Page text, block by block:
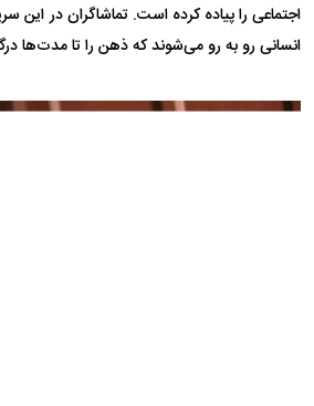
اجتماعی را پیاده کرده است. تماشاگران در این
انسانی رو به رو می‌شوند که ذهن را تا مدت‌ها